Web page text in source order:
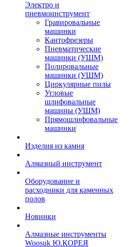
Электро и
пневмоинструмент
Гравировальные
машинки
Кантофрезеры
Пневматические
машинки (УШМ)
Полировальные
машинки (УШМ)
Циркулярные пилы
Угловые
шлифовальные
машины (УШМ)
Прямошлифовальные
машинки
Изделия из камня
Алмазный инструмент
Оборудование и
расходники для каменных
полов
Новинки
Алмазные инструменты
Woosuk Ю.КОРЕЯ